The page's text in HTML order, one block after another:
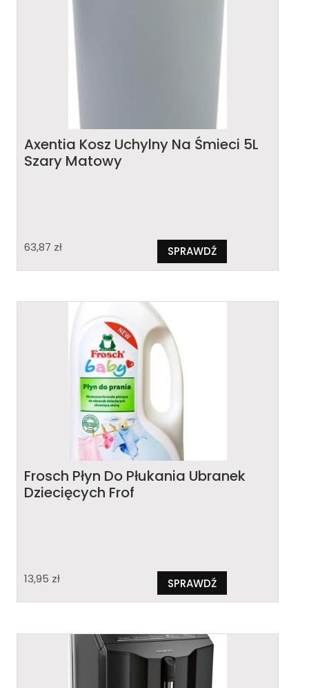
Axentia Kosz Uchylny Na Śmieci 5L
Szary Matowy
63,87 zł SPRAWDŹ
Frosch Płyn Do Płukania Ubranek
Dziecięcych Frof
13,95 zł SPRAWDŹ